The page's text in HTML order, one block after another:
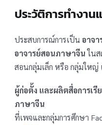
ประวัติการทำงาน
ประสบการณ์การเป็น อาจ
อาจารย์สอนภาษาจีนในส
สอนกลุ่มเล็ก หรือ กลุ่มให
ผู้ก่อตั้ง และผลิตสื่อการเ
ภาษาจีน
ที่เพจและกลุ่มการศึกษา